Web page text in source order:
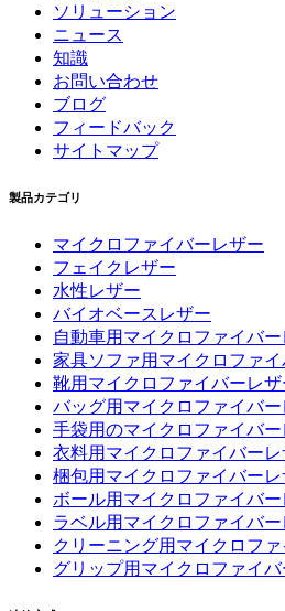
ソリューション
ニュース
知識
お問い合わせ
ブログ
フィードバック
サイトマップ
製品カテゴリ
マイクロファイバーレザー
フェイクレザー
水性レザー
バイオベースレザー
自動車用マイクロファイバ
家具ソファ用マイクロファ
靴用マイクロファイバーレザ
バッグ用マイクロファイバー
手袋用のマイクロファイバー
衣料用マイクロファイバーレ
梱包用マイクロファイバーレ
ボール用マイクロファイバー
ラベル用マイクロファイバー
クリーニング用マイクロフ
グリップ用マイクロファイ